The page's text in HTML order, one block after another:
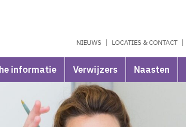
NIEUWS LOCATIES & CONTACT
informatie Verwijzers Naasten